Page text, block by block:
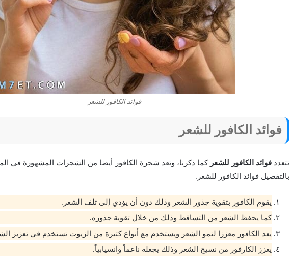
فوائد الكافور للشعر
فوائد الكافور للشعر
تتعدد فوائد الكافور للشعر كما ذكرنا، وتعد شجرة الكافور أيضا من الشجرات المشهورة في
بالتفصيل فوائد الكافور للشعر.
يقوم الكافور بتقوية جذور الشعر وذلك دون أن يؤدي إلى تلف الشعر.
كما يحفظ الشعر من التساقط وذلك من خلال تقوية جذوره.
يعد الكافور معززا لنمو الشعر ويستخدم مع أنواع كثيرة من الزيوت تستخدم في تعزيز
يعزز الكارفور من نسيج الشعر وذلك يجعله ناعماً وانسيابياً.